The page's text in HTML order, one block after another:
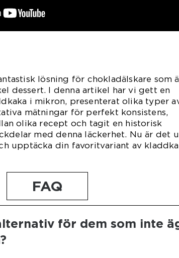
lösning för chokladälskare som
dessert. I denna artikel har vi gett en
i mikron, presenterat olika typer
mätningar för perfekt konsistens,
olika recept och tagit en historisk
med denna läckerhet. Nu är det
upptäcka din favoritvariant av
FAQ
för dem som inte